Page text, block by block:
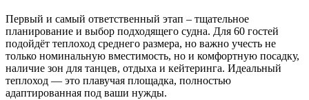
Первый и самый ответственный этап – тщательное
планирование и выбор подходящего судна. Для 60 гостей
подойдёт теплоход среднего размера, но важно учесть не
только номинальную вместимость, но и комфортную посадку,
наличие зон для танцев, отдыха и кейтеринга. Идеальный
теплоход — это плавучая площадка, полностью
адаптированная под ваши нужды.